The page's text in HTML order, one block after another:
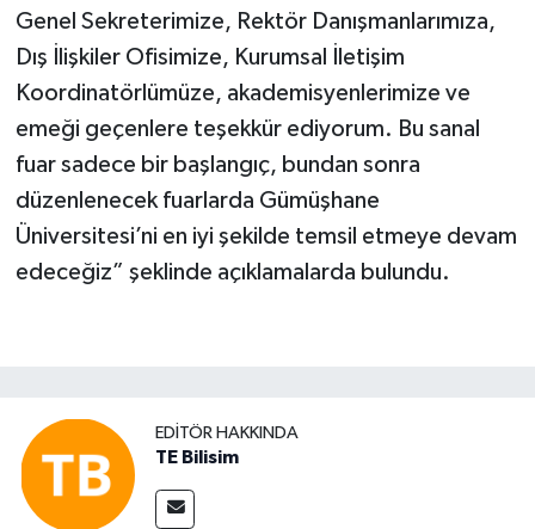
Genel Sekreterimize, Rektör Danışmanlarımıza,
Dış İlişkiler Ofisimize, Kurumsal İletişim
Koordinatörlümüze, akademisyenlerimize ve
emeği geçenlere teşekkür ediyorum. Bu sanal
fuar sadece bir başlangıç, bundan sonra
düzenlenecek fuarlarda Gümüşhane
Üniversitesi’ni en iyi şekilde temsil etmeye devam
edeceğiz” şeklinde açıklamalarda bulundu.
EDITÖR HAKKINDA
TE Bilisim